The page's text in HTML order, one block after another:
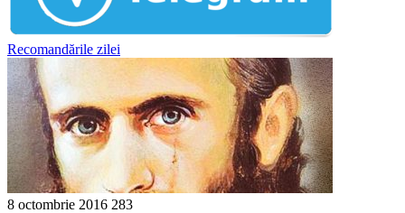
Recomandările zilei
8 octombrie 2016 283